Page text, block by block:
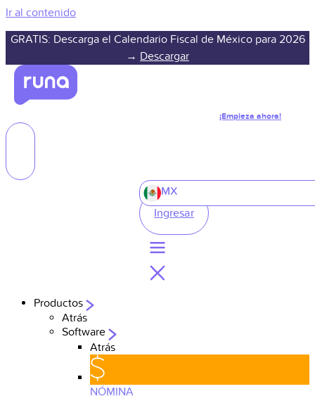
Ir al contenido
GRATIS: Descarga el Calendario Fiscal de México para 2026
→ Descargar
¡Empieza ahora!
MX
Ingresar
Productos
Atrás
Software
Atrás
NÓMINA